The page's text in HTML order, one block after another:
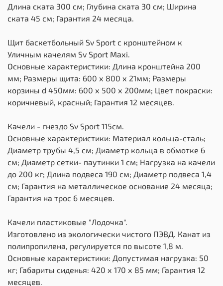
Длина ската 300 см; Глубина ската 30 см; Ширина
ската 45 см; Гарантия 24 месяца.
Щит баскетбольный Sv Sport c кронштейном к
Уличным качелям Sv Sport Maхi.
Основные характеристики: Длина кронштейна 200
мм; Размеры щита: 600 х 800 х 21мм; Размеры
корзины d 450мм: 600 х 500 х 200мм; Цвет покраски:
коричневый, красный; Гарантия 12 месяцев.
Качели - гнездо Sv Sport 115см.
Основные характеристики: Материал кольца-сталь;
Диаметр трубы 4,5 см; Диаметр кольца в обмотке 6
см; Диаметр сетки- паутинки 1 см; Нагрузка на качели
до 200 кг; Длина подвеса 190 см; Диаметр подвеса 1,4
см; Гарантия на металлическое основание 24 месяца;
Гарантия на трос 6 месяцев.
Качели пластиковые "Лодочка".
Изготовлено из экологически чистого ПЭВД. Канат из
полипропилена, регулируется по высоте 1,8 м.
Основные характеристики: Допустимая нагрузка: 50
кг; Габариты сиденья: 420 х 170 х 85 мм; Гарантия 12
месяцев.